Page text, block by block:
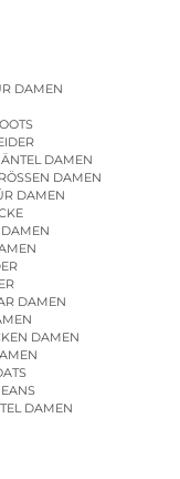
DAMEN
DAMEN
DAMEN
DAMEN
DAMEN
DAMEN
DAMEN